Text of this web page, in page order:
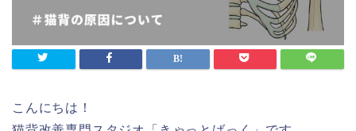
こんにちは！